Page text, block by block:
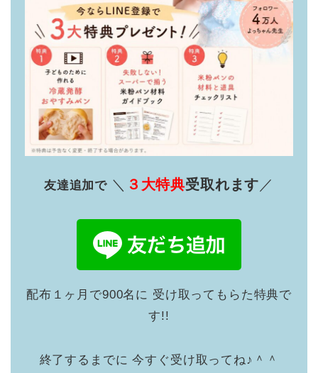
友達追加で ＼ ３大特典受取れます ／
配布１ヶ月で900名に 受け取ってもらた特典で
す!!
終了するまでに 今すぐ受け取ってね♪＾＾